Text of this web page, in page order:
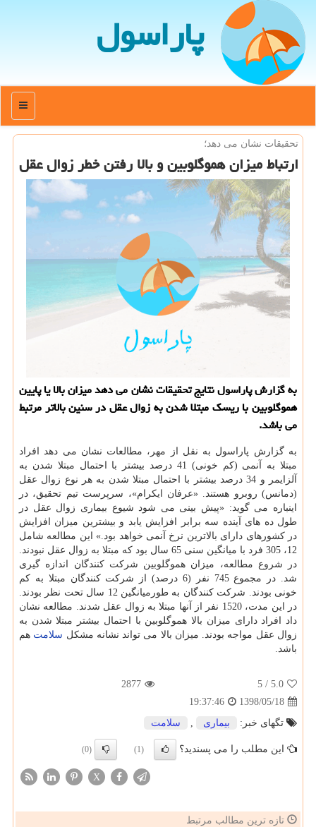
پاراسول
منو
تحقیقات نشان می دهد؛
ارتباط میزان هموگلوبین و بالا رفتن خطر زوال عقل
به گزارش پاراسول نتایج تحقیقات نشان می دهد میزان بالا یا پایین
هموگلوبین با ریسك مبتلا شدن به زوال عقل در سنین بالاتر مرتبط
می باشد.
به گزارش پاراسول به نقل از مهر، مطالعات نشان می دهد افراد
مبتلا به آنمی (كم خونی) 41 درصد بیشتر با احتمال مبتلا شدن به
آلزایمر و 34 درصد بیشتر با احتمال مبتلا شدن به هر نوع زوال عقل
(دمانس) روبرو هستند. «عرفان ایكرام»، سرپرست تیم تحقیق، در
اینباره می گوید: «پیش بینی می شود شیوع بیماری زوال عقل در
طول ده های آینده سه برابر افزایش یابد و بیشترین میزان افزایش
در كشورهای دارای بالاترین نرخ آنمی خواهد بود.» این مطالعه شامل
12، 305 فرد با میانگین سنی 65 سال بود كه مبتلا به زوال عقل نبودند.
در شروع مطالعه، میزان هموگلوبین شركت كنندگان اندازه گیری
شد. در مجموع 745 نفر (6 درصد) از شركت كنندگان مبتلا به كم
خونی بودند. شركت كنندگان به طورمیانگین 12 سال تحت نظر بودند.
در این مدت، 1520 نفر از آنها مبتلا به زوال عقل شدند. مطالعه نشان
داد افراد دارای میزان بالا هموگلوبین با احتمال بیشتر مبتلا شدن به
زوال عقل مواجه بودند. میزان بالا می تواند نشانه مشكل سلامت هم
باشد.
5.0
/ 5
2877
1398/05/18
19:37:46
تگهای خبر:
بیماری , سلامت
این مطلب را می پسندید؟ (1)
(0)
X
تازه ترین مطالب مرتبط